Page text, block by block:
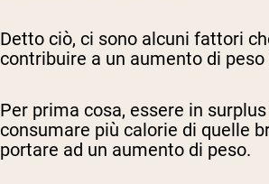
Detto ciò, ci sono alcuni fattori
contribuire a un aumento di peso
Per prima cosa, essere in
consumare più calorie di quelle
portare ad un aumento di peso.